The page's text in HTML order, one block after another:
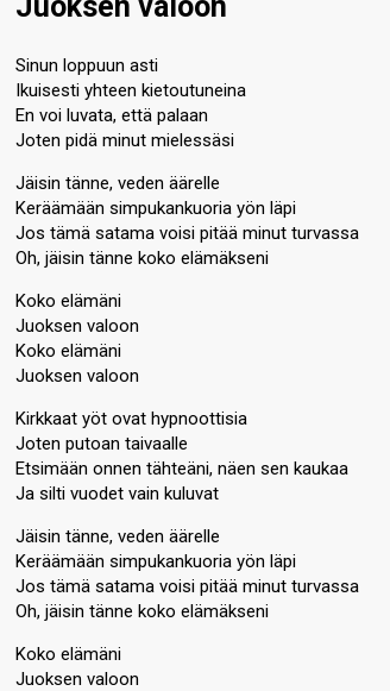
Sinun loppuun asti
Ikuisesti yhteen kietoutuneina
En voi luvata, että palaan
Joten pidä minut mielessäsi
Jäisin tänne, veden äärelle
Keräämään simpukankuoria yön läpi
Jos tämä satama voisi pitää minut turvassa
Oh, jäisin tänne koko elämäkseni
Koko elämäni
Juoksen valoon
Koko elämäni
Juoksen valoon
Kirkkaat yöt ovat hypnoottisia
Joten putoan taivaalle
Etsimään onnen tähteäni, näen sen kaukaa
Ja silti vuodet vain kuluvat
Jäisin tänne, veden äärelle
Keräämään simpukankuoria yön läpi
Jos tämä satama voisi pitää minut turvassa
Oh, jäisin tänne koko elämäkseni
Koko elämäni
Juoksen valoon